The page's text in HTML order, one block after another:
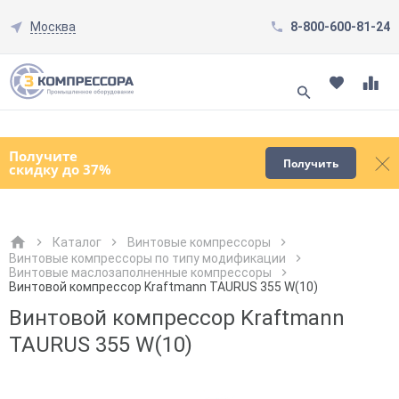
Москва 8-800-600-81-24
Получите
скидку до 37% Получить
Смотреть все товары
Каталог
Винтовые компрессоры
Винтовые компрессоры по типу модификации
Винтовые маслозаполненные компрессоры
Винтовой компрессор Kraftmann TAURUS 355 W(10)
Винтовой компрессор Kraftmann
TAURUS 355 W(10)
Как к Вам обращаться?
Телефон
Как к Вам обращаться?
Телефон
Город доставки
Как к Вам обращаться?
Как к Вам обращаться?
Телефон